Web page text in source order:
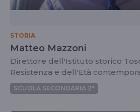
STORIA
Matteo Mazzoni
Direttore dell'Istituto storico
Resistenza e dell'Età
SCUOLA SECONDARIA 2°